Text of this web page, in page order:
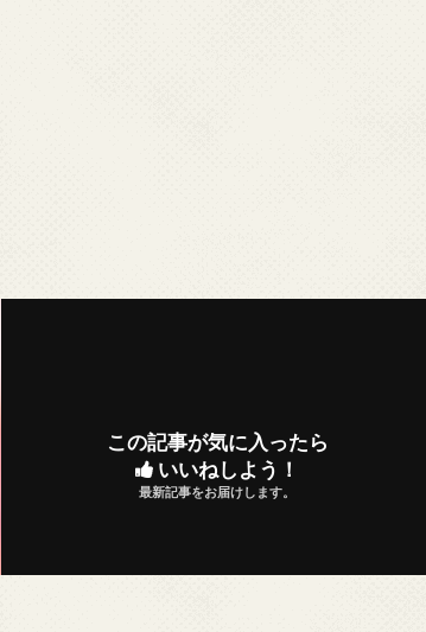
この記事が気に入ったら
いいねしよう！
最新記事をお届けします。